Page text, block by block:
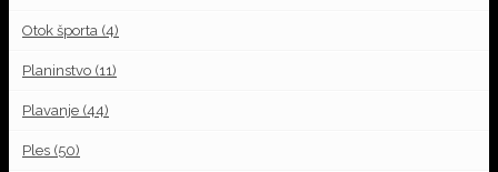
Otok športa (4)
Planinstvo (11)
Plavanje (44)
Ples (50)